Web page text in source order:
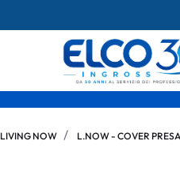
LIVING NOW L.NOW - COVER